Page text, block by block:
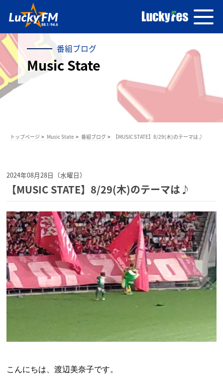
番組ブログ
Music State
トップページ Music State 番組ブログ 【MUSIC STATE】8/29(木)のテーマは♪
2024年08月28日（水曜日）
【MUSIC STATE】8/29(木)のテーマは♪
こんにちは、渡辺美奈子です。